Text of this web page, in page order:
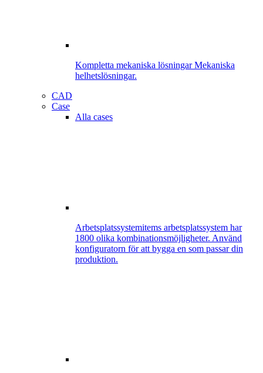
Kompletta mekaniska lösningarMekaniska
helhetslösningar.
CAD
Case
Alla cases
Arbetsplatssystemitems arbetsplatssystem har
1800 olika kombinationsmöjligheter. Använd
konfiguratorn för att bygga en som passar din
produktion.